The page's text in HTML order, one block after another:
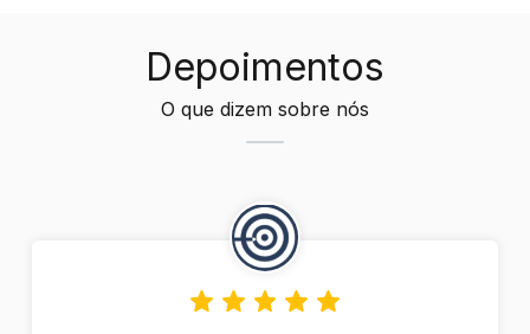
Depoimentos
O que dizem sobre nós